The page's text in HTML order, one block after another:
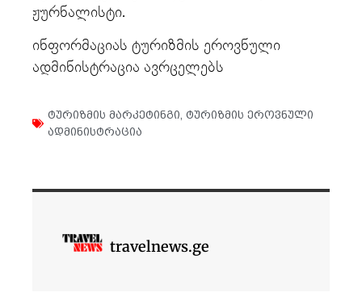
ჟურნალისტი.
ინფორმაციას ტურიზმის ეროვნული
ადმინისტრაცია ავრცელებს
ტურიზმის მარკეტინგი ტურიზმის ეროვნული
ადმინისტრაცია
travelnews.ge